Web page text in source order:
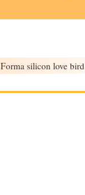
Forma silicon love bird